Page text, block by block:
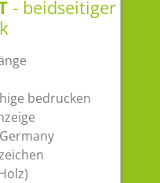
- beidseitiger
bedrucken